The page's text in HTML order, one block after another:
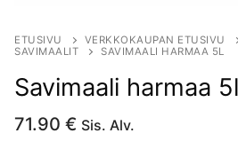
ETUSIVU VERKKOKAUPAN ETUSIVU
SAVIMAALIT
SAVIMAALI HARMAA 5L
Savimaali harmaa 5l
71.90 € Sis. Alv.